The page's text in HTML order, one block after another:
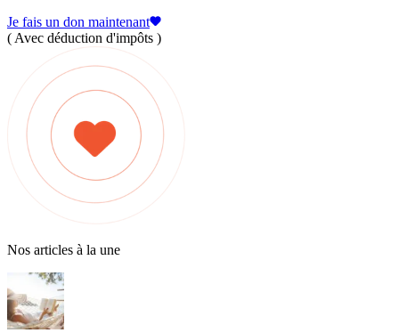
Je fais un don maintenant
( Avec déduction d'impôts )
Nos articles à la une